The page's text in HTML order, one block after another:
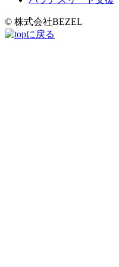
© 株式会社BEZEL